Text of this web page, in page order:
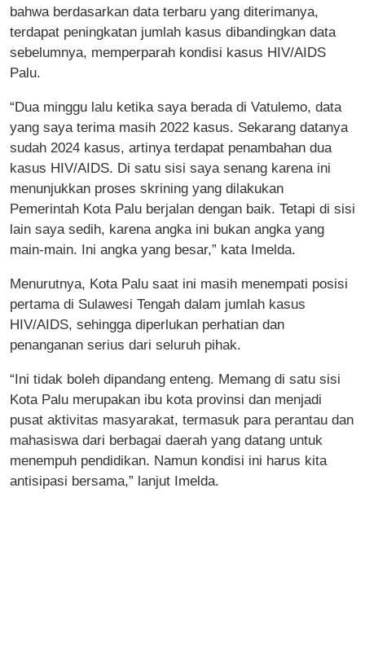
bahwa berdasarkan data terbaru yang diterimanya,
terdapat peningkatan jumlah kasus dibandingkan data
sebelumnya, memperparah kondisi kasus HIV/AIDS
Palu.
“Dua minggu lalu ketika saya berada di Vatulemo, data
yang saya terima masih 2022 kasus. Sekarang datanya
sudah 2024 kasus, artinya terdapat penambahan dua
kasus HIV/AIDS. Di satu sisi saya senang karena ini
menunjukkan proses skrining yang dilakukan
Pemerintah Kota Palu berjalan dengan baik. Tetapi di sisi
lain saya sedih, karena angka ini bukan angka yang
main-main. Ini angka yang besar,” kata Imelda.
Menurutnya, Kota Palu saat ini masih menempati posisi
pertama di Sulawesi Tengah dalam jumlah kasus
HIV/AIDS, sehingga diperlukan perhatian dan
penanganan serius dari seluruh pihak.
“Ini tidak boleh dipandang enteng. Memang di satu sisi
Kota Palu merupakan ibu kota provinsi dan menjadi
pusat aktivitas masyarakat, termasuk para perantau dan
mahasiswa dari berbagai daerah yang datang untuk
menempuh pendidikan. Namun kondisi ini harus kita
antisipasi bersama,” lanjut Imelda.